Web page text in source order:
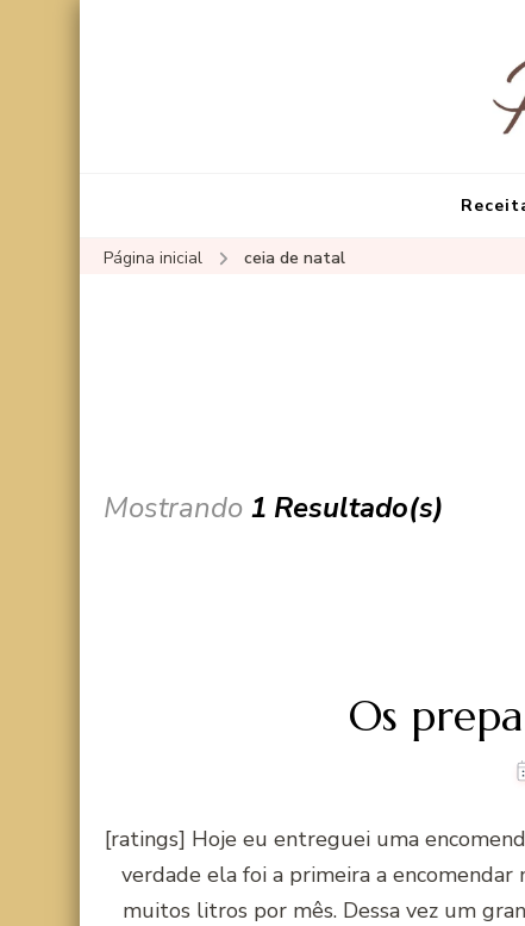
Página inicial ceia de natal
Mostrando 1 Resultado(s)
Os
[ratings] Hoje eu entreguei uma
verdade ela foi a primeira a encomendar
muitos litros por mês. Dessa vez um